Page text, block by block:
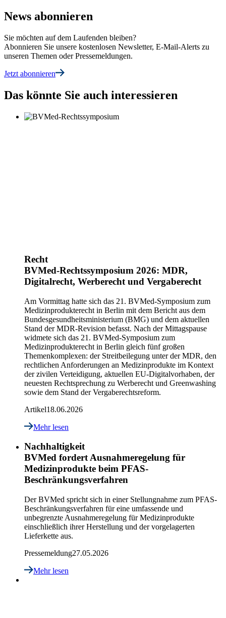
News abonnieren
Sie möchten auf dem Laufenden bleiben?
Abonnieren Sie unsere kostenlosen Newsletter, E-Mail-Alerts zu
unseren Themen oder Pressemeldungen.
Jetzt abonnieren
Das könnte Sie auch interessieren
Recht
BVMed-Rechtssymposium 2026: MDR,
Digitalrecht, Werberecht und Vergaberecht
Am Vormittag hatte sich das 21. BVMed-Symposium zum
Medizinprodukterecht in Berlin mit dem Bericht aus dem
Bundesgesundheitsministerium (BMG) und dem aktuellen
Stand der MDR-Revision befasst. Nach der Mittagspause
widmete sich das 21. BVMed-Symposium zum
Medizinprodukterecht in Berlin gleich fünf großen
Themenkomplexen: der Streitbeilegung unter der MDR, den
rechtlichen Anforderungen an Medizinprodukte im Kontext
der zivilen Verteidigung, aktuellen EU-Digitalvorhaben, der
neuesten Rechtsprechung zu Werberecht und Greenwashing
sowie dem Stand der Vergaberechtsreform.
Artikel18.06.2026
Mehr lesen
Nachhaltigkeit
BVMed fordert Ausnahmeregelung für
Medizinprodukte beim PFAS-
Beschränkungsverfahren
Der BVMed spricht sich in einer Stellungnahme zum PFAS-
Beschränkungsverfahren für eine umfassende und
unbegrenzte Ausnahmeregelung für Medizinprodukte
einschließlich ihrer Herstellung und der vorgelagerten
Lieferkette aus.
Pressemeldung27.05.2026
Mehr lesen